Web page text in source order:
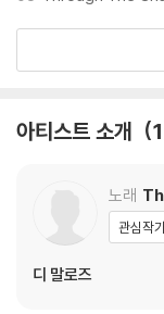
한 분위기로 돌아가,
영감에서 탄생한 앨범
범을 먼저 즐기고, 이
란다. Surabaya에서
이다.
아티스트 소개 1
노래
관심작
디 말로즈